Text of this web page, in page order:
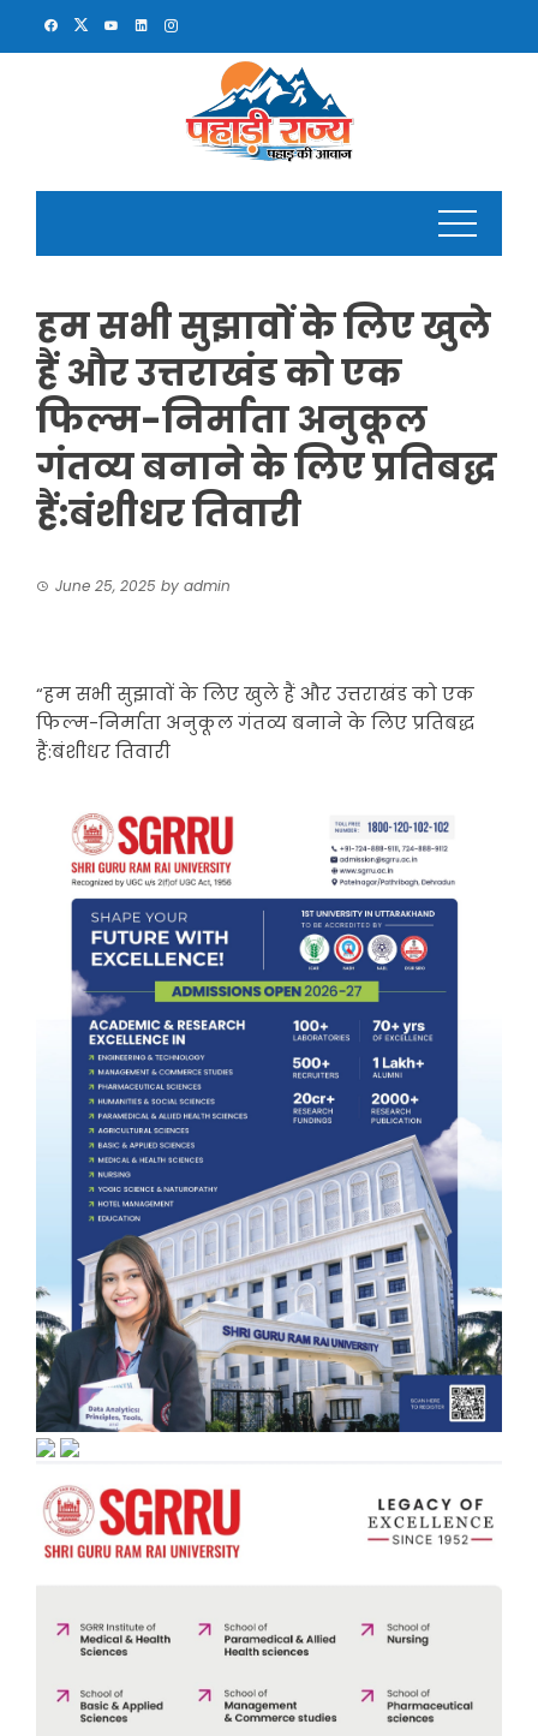
हम सभी सुझावों के लिए खुले
हैं और उत्तराखंड को एक
फिल्म-निर्माता अनुकूल
गंतव्य बनाने के लिए प्रतिबद्ध
हैं:बंशीधर तिवारी
June 25, 2025 by admin
“हम सभी सुझावों के लिए खुले हैं और उत्तराखंड को एक
फिल्म-निर्माता अनुकूल गंतव्य बनाने के लिए प्रतिबद्ध
हैं:बंशीधर तिवारी